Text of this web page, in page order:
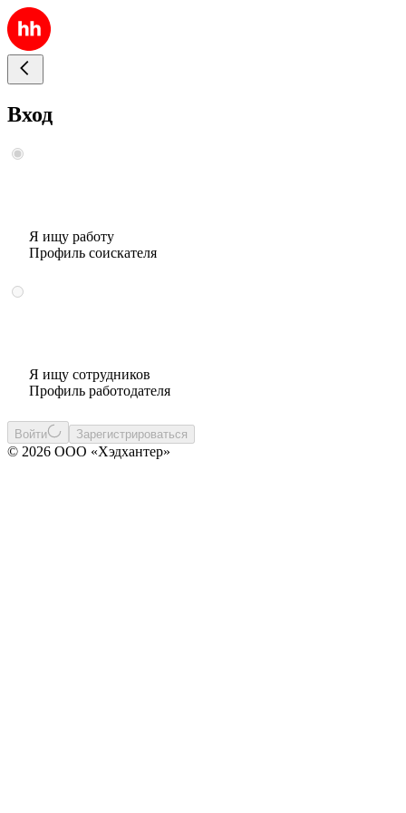
Вход
Я ищу работу
Профиль соискателя
Я ищу сотрудников
Профиль работодателя
Войти Зарегистрироваться
© 2026 ООО «Хэдхантер»